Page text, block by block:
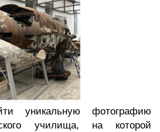
уникальную фотографию
училища, на которой